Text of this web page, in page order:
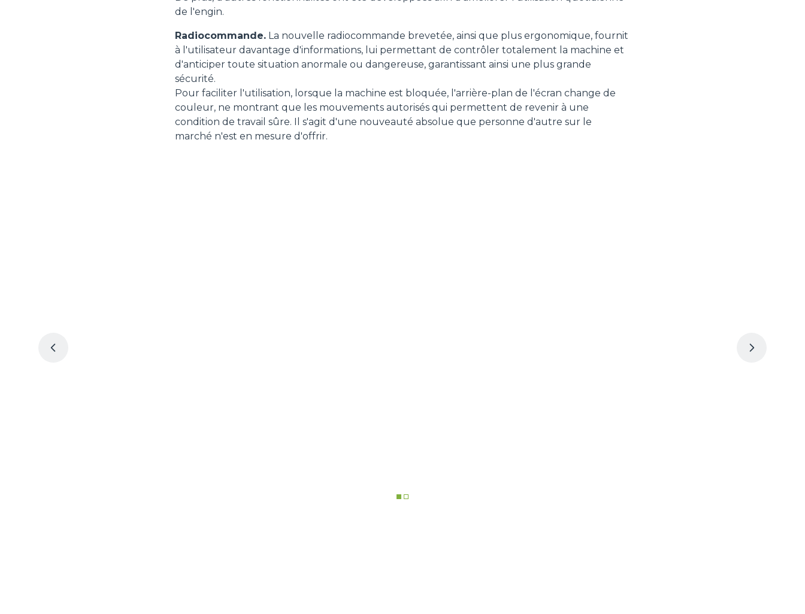
de l'engin.
Radiocommande. La nouvelle radiocommande brevetée, ainsi que plus ergonomique, fournit
à l'utilisateur davantage d'informations, lui permettant de contrôler totalement la machine et
d'anticiper toute situation anormale ou dangereuse, garantissant ainsi une plus grande
sécurité.
Pour faciliter l'utilisation, lorsque la machine est bloquée, l'arrière-plan de l'écran change de
couleur, ne montrant que les mouvements autorisés qui permettent de revenir à une
condition de travail sûre. Il s'agit d'une nouveauté absolue que personne d'autre sur le
marché n'est en mesure d'offrir.